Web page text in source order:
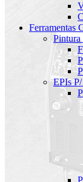
Ferramentas
Pintura
EPIs